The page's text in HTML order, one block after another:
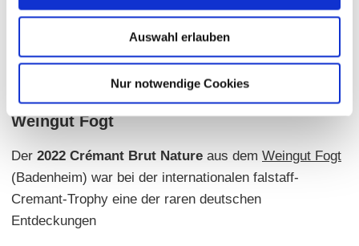
Auswahl erlauben
Nur notwendige Cookies
des Jahres" und laut VINUM die „Messlatte für
Schaumweine – national wie international“.
falstaff Crémant-Trophy 2024: Erfolg für
Weingut Fogt
Der 2022 Crémant Brut Nature aus dem Weingut Fogt
(Badenheim) war bei der internationalen falstaff-
Cremant-Trophy eine der raren deutschen
Entdeckungen